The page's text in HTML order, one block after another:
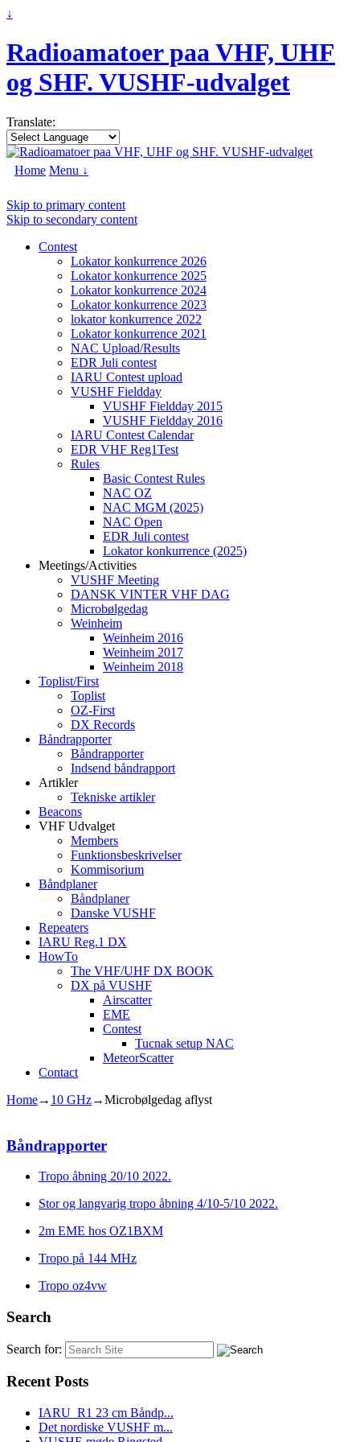
↓
Radioamatoer paa VHF, UHF
og SHF. VUSHF-udvalget
Translate:
Home Menu ↓
Skip to primary content
Skip to secondary content
Contest
Lokator konkurrence 2026
Lokator konkurrence 2025
Lokator konkurrence 2024
Lokator konkurrence 2023
lokator konkurrence 2022
Lokator konkurrence 2021
NAC Upload/Results
EDR Juli contest
IARU Contest upload
VUSHF Fieldday
VUSHF Fieldday 2015
VUSHF Fieldday 2016
IARU Contest Calendar
EDR VHF Reg1Test
Rules
Basic Contest Rules
NAC OZ
NAC MGM (2025)
NAC Open
EDR Juli contest
Lokator konkurrence (2025)
Meetings/Activities
VUSHF Meeting
DANSK VINTER VHF DAG
Microbølgedag
Weinheim
Weinheim 2016
Weinheim 2017
Weinheim 2018
Toplist/First
Toplist
OZ-First
DX Records
Båndrapporter
Båndrapporter
Indsend båndrapport
Artikler
Tekniske artikler
Beacons
VHF Udvalget
Members
Funktionsbeskrivelser
Kommisorium
Båndplaner
Båndplaner
Danske VUSHF
Repeaters
IARU Reg.1 DX
HowTo
The VHF/UHF DX BOOK
DX på VUSHF
Airscatter
EME
Contest
Tucnak setup NAC
MeteorScatter
Contact
Home→ 10 GHz→Microbølgedag aflyst
Båndrapporter
Tropo åbning 20/10 2022.
Stor og langvarig tropo åbning 4/10-5/10 2022.
2m EME hos OZ1BXM
Tropo på 144 MHz
Tropo oz4vw
Search
Search for:
Recent Posts
IARU_R1 23 cm Båndp...
Det nordiske VUSHF m...